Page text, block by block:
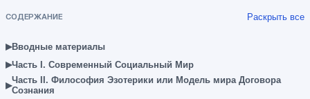
СОДЕРЖАНИЕ Раскрыть все
▸Вводные материалы
▸Часть I. Современный Социальный Мир
▸Часть II. Философия Эзотерики или Модель мира Договора
Сознания